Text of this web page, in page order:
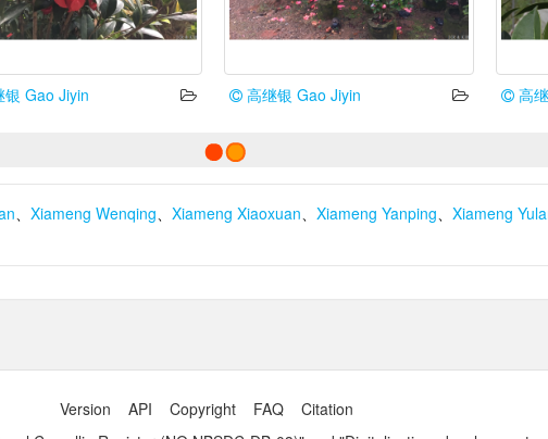
银 Gao Jiyin 高继银 Gao Jiyin 高
Xiameng Wenqing Xiameng Xiaoxuan Xiameng Yanping Xiameng
Version API Copyright FAQ
Citation